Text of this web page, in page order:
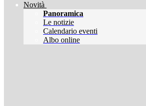
Novità
Panoramica
Le notizie
Calendario eventi
Albo online